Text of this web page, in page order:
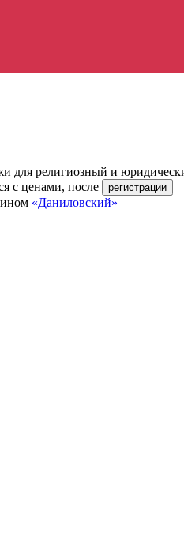
для религиозный и
с ценами, после
«Даниловский»